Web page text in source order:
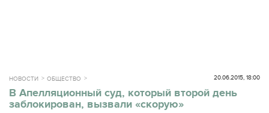
НОВОСТИ ОБЩЕСТВО 20.06.2015, 18:00
В Апелляционный суд, который второй день
заблокирован, вызвали «скорую»